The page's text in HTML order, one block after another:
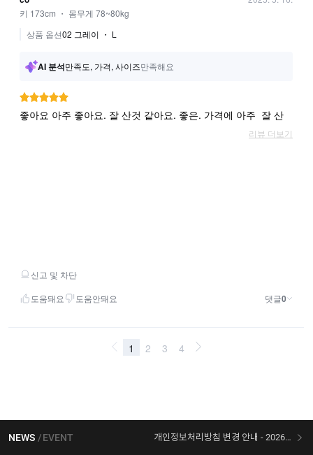
NEWS EVENT 개인정보처리방침 변경 안내 - 2026/07/30 시행